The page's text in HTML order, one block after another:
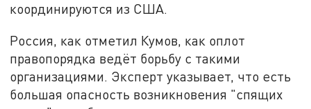
координируются из США.
Россия, как отметил Кумов, как оплот
правопорядка ведёт борьбу с такими
организациями. Эксперт указывает, что есть
большая опасность возникновения "спящих